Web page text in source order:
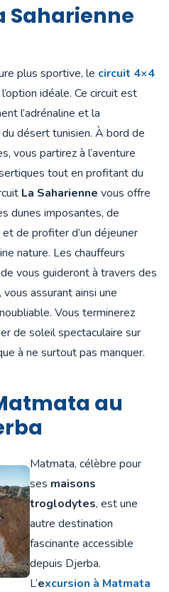
Saharienne
plus sportive, le circuit 4×4
idéale. Ce circuit est
l’adrénaline et la
désert tunisien. À bord de
vous partirez à l’aventure
tout en profitant du
La Saharienne vous offre
dunes imposantes, de
de profiter d’un déjeuner
nature. Les chauffeurs
vous guideront à travers des
assurant ainsi une
Vous terminerez
de soleil spectaculaire sur
à ne surtout pas manquer.
au
Matmata, célèbre pour
ses maisons
troglodytes, est une
autre destination
fascinante accessible
depuis Djerba.
L’excursion à Matmata